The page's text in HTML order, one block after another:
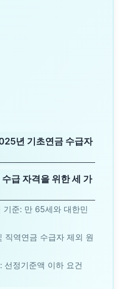
년 기초연금 수급자
급 자격을 위한 세 가
기준: 만 65세와 대한민
직역연금 수급자 제외 원
선정기준액 이하 요건